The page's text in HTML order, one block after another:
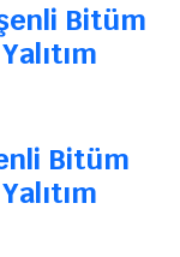
Bitüm
Bitüm